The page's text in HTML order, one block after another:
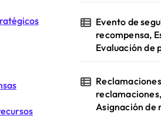
Evento de
recompensa,
Evaluación de
Asignación de